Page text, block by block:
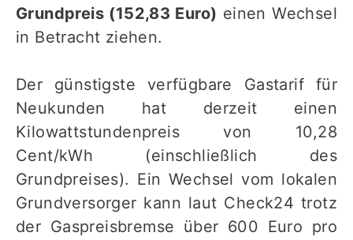
Grundpreis (152,83 Euro) einen Wechsel
in Betracht ziehen.
Der günstigste verfügbare Gastarif für
Neukunden hat derzeit einen
Kilowattstundenpreis von 10,28
Cent/kWh (einschließlich des
Grundpreises). Ein Wechsel vom lokalen
Grundversorger kann laut Check24 trotz
der Gaspreisbremse über 600 Euro pro